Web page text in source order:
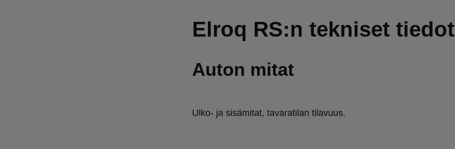
Elroq RS:n tekniset tiedot
Auton mitat
Ulko- ja sisämitat, tavaratilan tilavuus.